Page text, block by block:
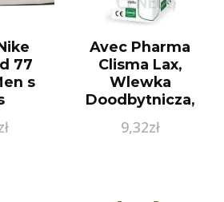
77
s
Avec Pharma
Clisma Lax,
Wlewka
Doodbytnicza,
Wypróżniająca,
9,32zł